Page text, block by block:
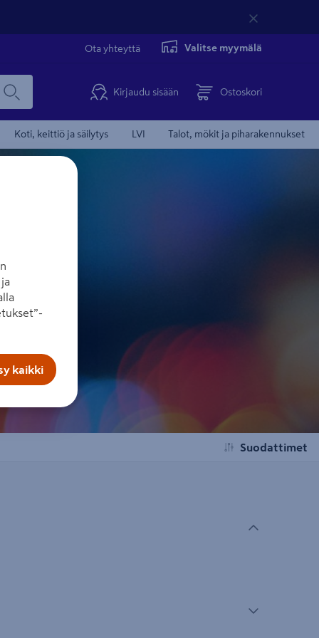
Ota yhteyttä Valitse myymälä
Kirjaudu sisään Ostoskori
Koti, keittiö ja säilytys LVI Talot, mökit ja piharakennukset
Suodattimet
kaikki